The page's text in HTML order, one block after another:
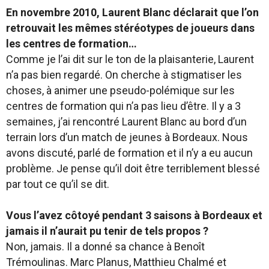
En novembre 2010, Laurent Blanc déclarait que l’on
retrouvait les mêmes stéréotypes de joueurs dans
les centres de formation…
Comme je l’ai dit sur le ton de la plaisanterie, Laurent
n’a pas bien regardé. On cherche à stigmatiser les
choses, à animer une pseudo-polémique sur les
centres de formation qui n’a pas lieu d’être. Il y a 3
semaines, j’ai rencontré Laurent Blanc au bord d’un
terrain lors d’un match de jeunes à Bordeaux. Nous
avons discuté, parlé de formation et il n’y a eu aucun
problème. Je pense qu’il doit être terriblement blessé
par tout ce qu’il se dit.
Vous l’avez côtoyé pendant 3 saisons à Bordeaux et
jamais il n’aurait pu tenir de tels propos ?
Non, jamais. Il a donné sa chance à Benoît
Trémoulinas. Marc Planus, Matthieu Chalmé et